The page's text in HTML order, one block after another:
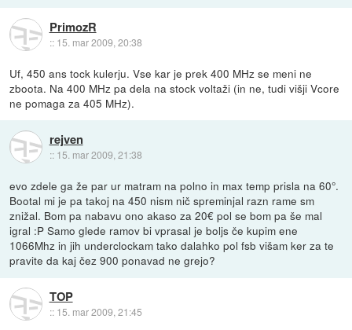
PrimozR
:: 15. mar 2009, 20:38
Uf, 450 ans tock kulerju. Vse kar je prek 400 MHz se meni ne
zboota. Na 400 MHz pa dela na stock voltaži (in ne, tudi višji Vcore
ne pomaga za 405 MHz).
rejven
:: 15. mar 2009, 21:38
evo zdele ga že par ur matram na polno in max temp prisla na 60°.
Bootal mi je pa takoj na 450 nism nič spreminjal razn rame sm
znižal. Bom pa nabavu ono akaso za 20€ pol se bom pa še mal
igral :P Samo glede ramov bi vprasal je boljs če kupim ene
1066Mhz in jih underclockam tako dalahko pol fsb višam ker za te
pravite da kaj čez 900 ponavad ne grejo?
TOP
:: 15. mar 2009, 21:45